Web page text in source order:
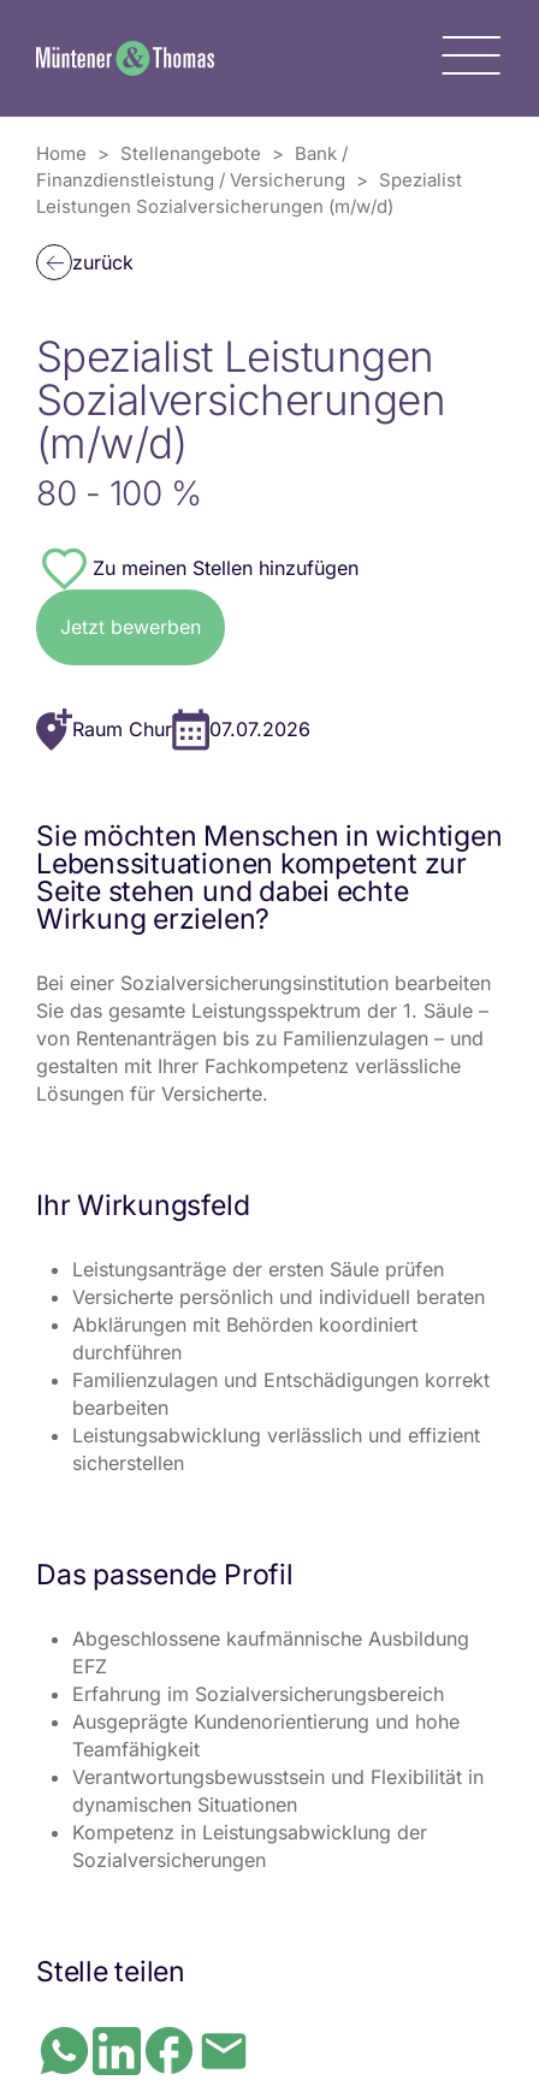
springen
Home > Stellenangebote > Bank /
Finanzdienstleistung / Versicherung > Spezialist
Leistungen Sozialversicherungen (m/w/d)
zurück
Spezialist Leistungen
Sozialversicherungen
(m/w/d)
80 - 100 %
#8782
Jetzt bewerben
Raum Chur 07.07.2026
Sie möchten Menschen in wichtigen
Lebenssituationen kompetent zur
Seite stehen und dabei echte
Wirkung erzielen?
Bei einer Sozialversicherungsinstitution bearbeiten
Sie das gesamte Leistungsspektrum der 1. Säule –
von Rentenanträgen bis zu Familienzulagen – und
gestalten mit Ihrer Fachkompetenz verlässliche
Lösungen für Versicherte.
Ihr Wirkungsfeld
Leistungsanträge der ersten Säule prüfen
Versicherte persönlich und individuell beraten
Abklärungen mit Behörden koordiniert
durchführen
Familienzulagen und Entschädigungen korrekt
bearbeiten
Leistungsabwicklung verlässlich und effizient
sicherstellen
Das passende Profil
Abgeschlossene kaufmännische Ausbildung
EFZ
Erfahrung im Sozialversicherungsbereich
Ausgeprägte Kundenorientierung und hohe
Teamfähigkeit
Verantwortungsbewusstsein und Flexibilität in
dynamischen Situationen
Kompetenz in Leistungsabwicklung der
Sozialversicherungen
Stelle teilen